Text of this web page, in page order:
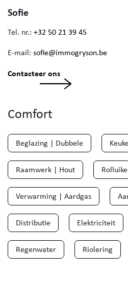
Sofie
Tel. nr.: +32 50 21 39 45
E-mail: sofie@immogryson.be
Contacteer ons
Comfort
Beglazing | Dubbele
Raamwerk | Hout
Verwarming | Aardgas
Distributie Elektriciteit
Regenwater Riolering